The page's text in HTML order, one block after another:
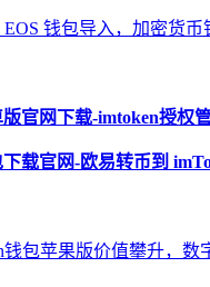
EOS 钱包导入，加密货
官网下载-imtoken授权
载官网-欧易转币到